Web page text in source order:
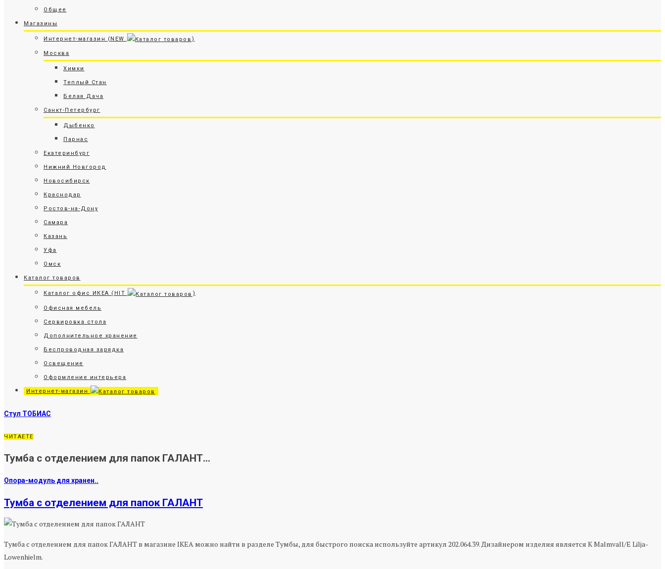
Общее
Магазины
Интернет-магазин (NEW )
Москва
Химки
Теплый Стан
Белая Дача
Санкт-Петербург
Дыбенко
Парнас
Екатеринбург
Нижний Новгород
Новосибирск
Краснодар
Ростов-на-Дону
Самара
Казань
Уфа
Омск
Каталог товаров
Каталог офис ИКЕА (HIT )
Офисная мебель
Сервировка стола
Дополнительное хранение
Беспроводная зарядка
Освещение
Оформление интерьера
Интернет-магазин
Стул ТОБИАС
ЧИТАЕТЕ
Тумба с отделением для папок ГАЛАНТ...
Опора-модуль для хранен..
Тумба с отделением для папок ГАЛАНТ
Тумба с отделением для папок ГАЛАНТ в магазине IKEA можно найти в разделе Тумбы, для быстрого поиска используйте артикул 202.064.39. Дизайнером изделия является K Malmvall/E Lilja-
Lowenhielm.